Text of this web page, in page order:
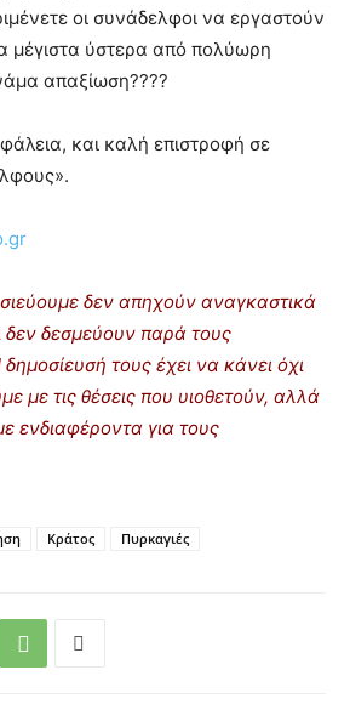
οι συνάδελφοι να εργαστούν
μέγιστα ύστερα από πολύωρη
απαξίωση????
και καλή επιστροφή σε
δεν απηχούν αναγκαστικά
δεν δεσμεύουν παρά τους
τους έχει να κάνει όχι
με τις θέσεις που υιοθετούν, αλλά
ενδιαφέροντα για τους
Κράτος Πυρκαγιές